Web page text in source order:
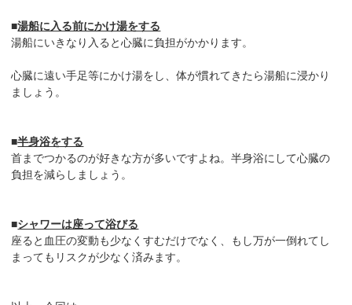
■湯船に入る前にかけ湯をする
湯船にいきなり入ると心臓に負担がかかります。
心臓に遠い手足等にかけ湯をし、体が慣れてきたら湯船に浸かり
ましょう。
■半身浴をする
首までつかるのが好きな方が多いですよね。半身浴にして心臓の
負担を減らしましょう。
■シャワーは座って浴びる
座ると血圧の変動も少なくすむだけでなく、もし万が一倒れてし
まってもリスクが少なく済みます。